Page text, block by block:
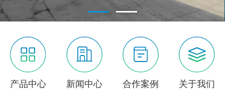
产品中心 新闻中心 合作案例 关于我们